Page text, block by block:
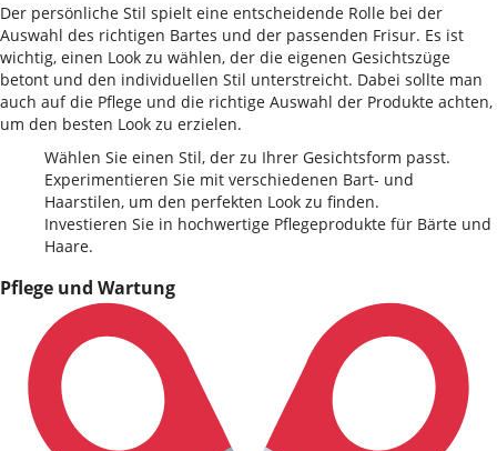
Der persönliche Stil spielt eine entscheidende Rolle bei der
Auswahl des richtigen Bartes und der passenden Frisur. Es ist
wichtig, einen Look zu wählen, der die eigenen Gesichtszüge
betont und den individuellen Stil unterstreicht. Dabei sollte man
auch auf die Pflege und die richtige Auswahl der Produkte achten,
um den besten Look zu erzielen.
Wählen Sie einen Stil, der zu Ihrer Gesichtsform passt.
Experimentieren Sie mit verschiedenen Bart- und
Haarstilen, um den perfekten Look zu finden.
Investieren Sie in hochwertige Pflegeprodukte für Bärte und
Haare.
Pflege und Wartung